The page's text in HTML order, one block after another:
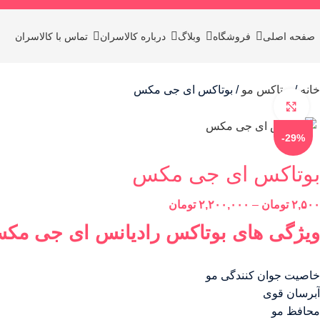
صفحه اصلی فروشگاه وبلاگ درباره کالاسران تماس با کالاسران
خانه بوتاکس مو بوتاکس ای جی مکس
-29%
بوتاکس ای جی مکس
۲,۵۰۰ تومان – ۲,۲۰۰,۰۰۰ تومان
ویژگی های بوتاکس رادیانس ای جی
خاصیت جوان کنندگی مو
آبرسان قوی
محافظ مو